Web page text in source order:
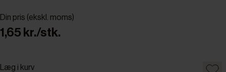
Din pris (ekskl. moms)
1,65 kr./stk.
Læg i kurv